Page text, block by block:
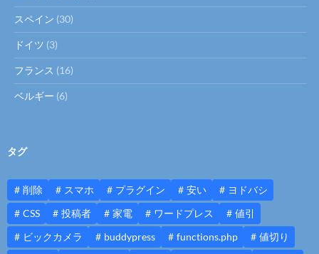
スペイン (30)
ドイツ (3)
フランス (16)
ベルギー (6)
タグ
削除 スマホ プラグイン 安い
ヨドバシ
CSS
投稿者 家電 ワードプレス
値引
ビックカメラ
buddypress functions.php 値切り